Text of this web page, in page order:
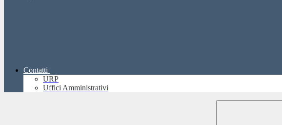
Contatti
URP
Uffici Amministrativi